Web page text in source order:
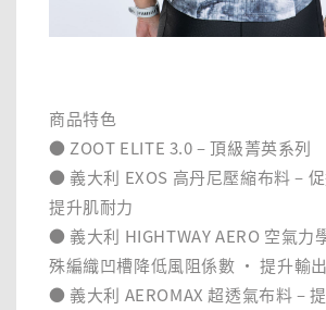
商品特色
● ZOOT ELITE 3.0 – 頂級菁英系列
● 義大利 EXOS 高丹尼壓縮布料 –
提升肌耐力
● 義大利 HIGHTWAY AERO 空氣力
殊編織凹槽降低風阻係數 ‧ 提升輸
● 義大利 AEROMAX 超透氣布料 –